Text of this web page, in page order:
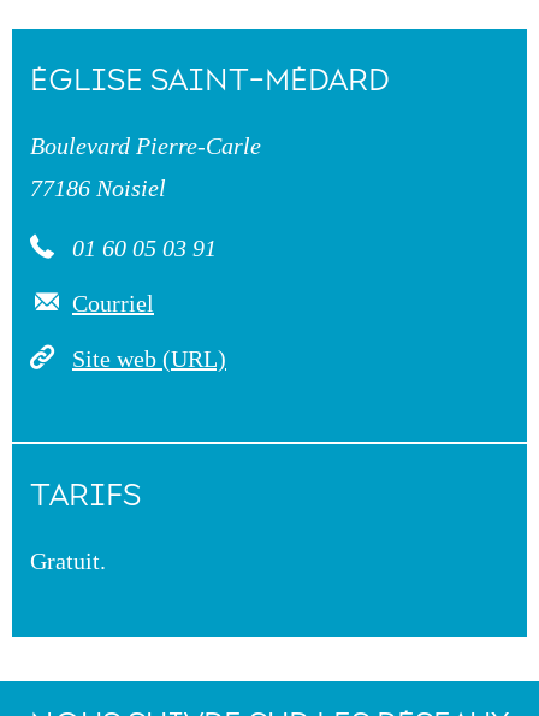
ÉGLISE SAINT-MÉDARD
Boulevard Pierre-Carle
77186 Noisiel
01 60 05 03 91
Courriel
Site web (URL)
TARIFS
Gratuit.